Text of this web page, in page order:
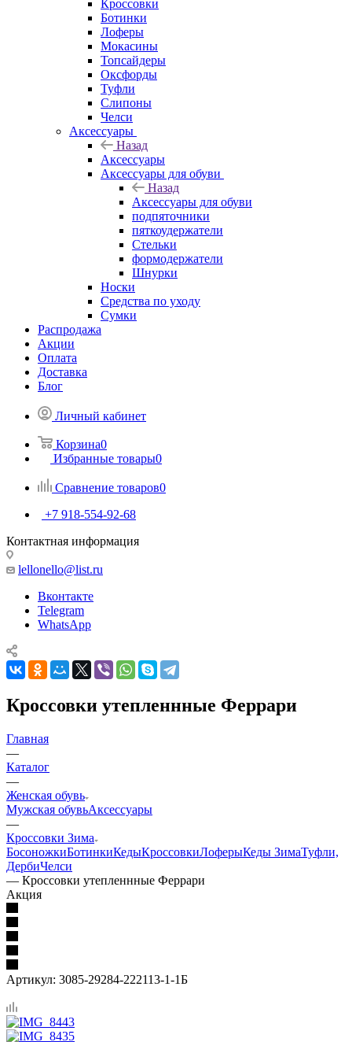
Кроссовки
Ботинки
Лоферы
Мокасины
Топсайдеры
Оксфорды
Туфли
Слипоны
Челси
Аксессуары
Назад
Аксессуары
Аксессуары для обуви
Назад
Аксессуары для обуви
подпяточники
пяткоудержатели
Стельки
формодержатели
Шнурки
Носки
Средства по уходу
Сумки
Распродажа
Акции
Оплата
Доставка
Блог
Личный кабинет
Корзина0
Избранные товары0
Сравнение товаров0
+7 918-554-92-68
Контактная информация
lellonello@list.ru
Вконтакте
Telegram
WhatsApp
Кроссовки утепленнные Феррари
Главная
—
Каталог
—
Женская обувь
Мужская обувьАксессуары
—
Кроссовки Зима
БосоножкиБотинкиКедыКроссовкиЛоферыКеды ЗимаТуфли,
ДербиЧелси
— Кроссовки утепленнные Феррари
Акция
Артикул: 3085-29284-222113-1-1Б